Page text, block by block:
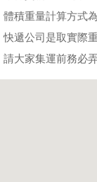
體積重量計算方式
快遞公司是取實際
請大家集運前務必